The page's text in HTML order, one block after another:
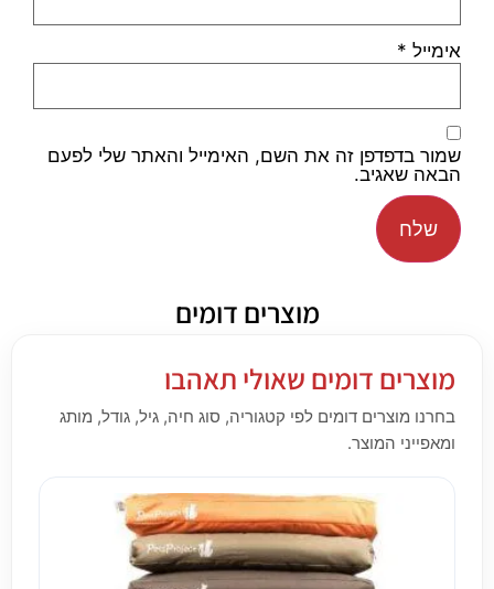
אימייל *
שמור בדפדפן זה את השם, האימייל והאתר שלי לפעם
הבאה שאגיב.
מוצרים דומים
מוצרים דומים שאולי תאהבו
בחרנו מוצרים דומים לפי קטגוריה, סוג חיה, גיל, גודל, מותג
ומאפייני המוצר.